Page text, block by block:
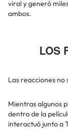
viral y generó
ambos.
LOS
Las reacciones no
Mientras algunos
dentro de la
interactuó junto a